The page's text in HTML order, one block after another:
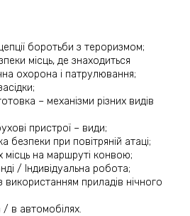
боротьби з тероризмом;
місць, де знаходиться
охорона і патрулювання;
– механізми різних видів
пристрої – види;
безпеки при повітряній атаці;
місць на маршруті конвою;
/ Індивідуальна робота;
використанням приладів нічного
/ в автомобілях.